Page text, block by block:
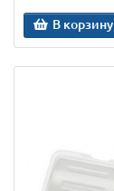
В корзину